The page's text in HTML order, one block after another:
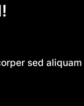
sed